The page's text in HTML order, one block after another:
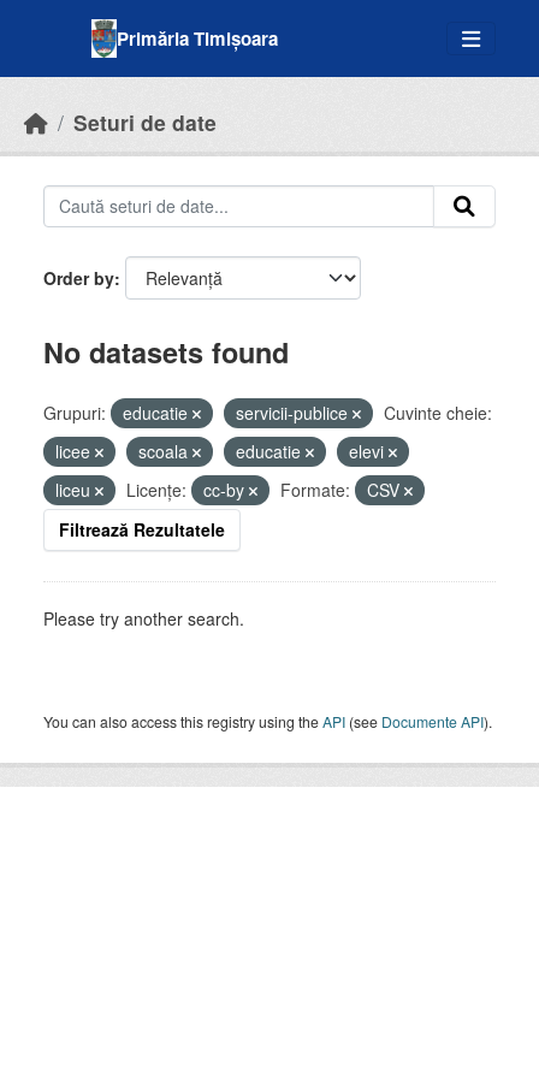
Primăria Timișoara
Seturi de date
Order by
No datasets found
Grupuri: educatie servicii-publice
Cuvinte cheie:
licee
scoala educatie
elevi
liceu
Licenţe: cc-by Formate:
CSV
Filtrează Rezultatele
Please try another search.
You can also access this registry using theAPI (see Documente API).